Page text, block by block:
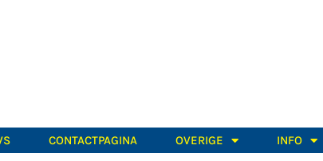
CONTACTPAGINA OVERIGE INFO